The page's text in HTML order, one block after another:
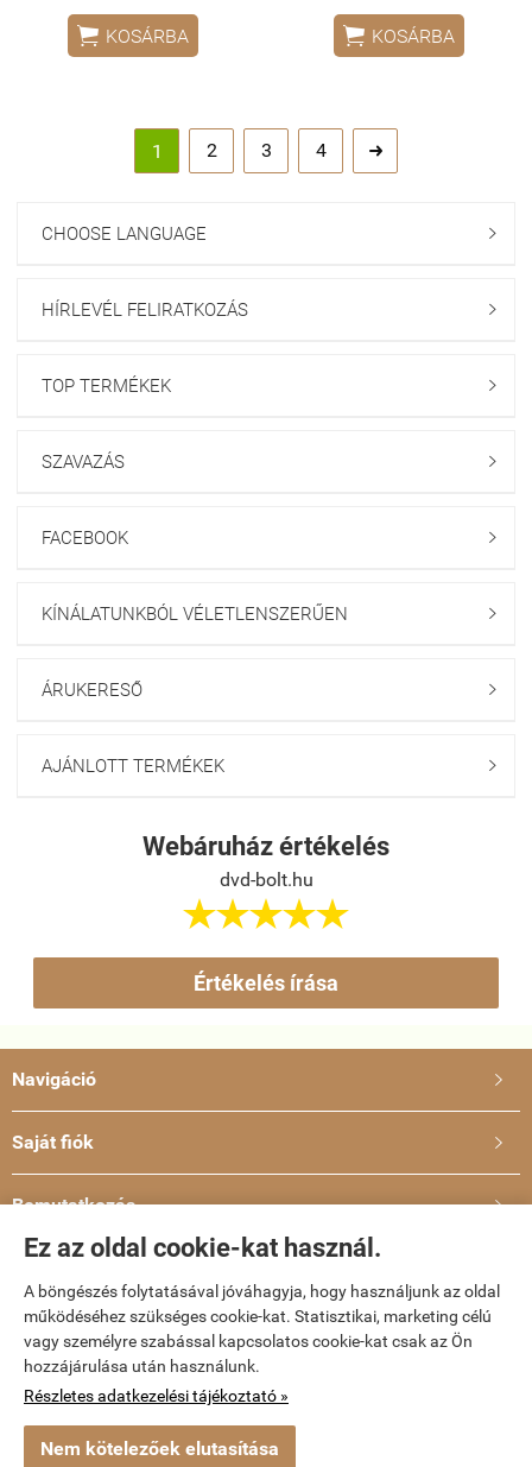
Ez az oldal cookie-kat használ.
A böngészés folytatásával jóváhagyja, hogy használjunk az oldal
működéséhez szükséges cookie-kat. Statisztikai, marketing célú
vagy személyre szabással kapcsolatos cookie-kat csak az Ön
hozzájárulása után használunk.
Részletes adatkezelési tájékoztató »
Nem kötelezőek elutasítása
 KOSÁRBA  KOSÁRBA
1 2 3 4 
CHOOSE LANGUAGE 
HÍRLEVÉL FELIRATKOZÁS 
TOP TERMÉKEK 
SZAVAZÁS 
FACEBOOK 
KÍNÁLATUNKBÓL VÉLETLENSZERŰEN 
ÁRUKERESŐ 
AJÁNLOTT TERMÉKEK 
Webáruház értékelés
dvd-bolt.hu

Értékelés írása
Navigáció 
Saját fiók 
Bemutatkozás 
dvd-bolt.hu -Kemény Gábor EV-ÁSZF-Adatkezelési tájékoztató
Webáruház készítés a StartÜzlettel.